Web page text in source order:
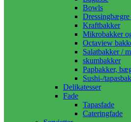
Bowls
Dressingbægre
Kraftbakker
Mikrobakker
Octaview
Salatbakker /
skumbakker
Papbakker,
Sushi-/
Delikatesser
Fade
Tapasfade
Cateringfade